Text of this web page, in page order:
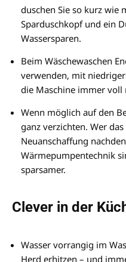
duschen Sie so kurz wie
Sparduschkopf und ein
Wassersparen.
Beim Wäschewaschen
verwenden, mit
die Maschine immer voll
Wenn möglich auf den
ganz verzichten. Wer
Neuanschaffung
Wärmepumpentechnik
sparsamer.
Clever in der
Wasser vorrangig im
Herd erhitzen – und